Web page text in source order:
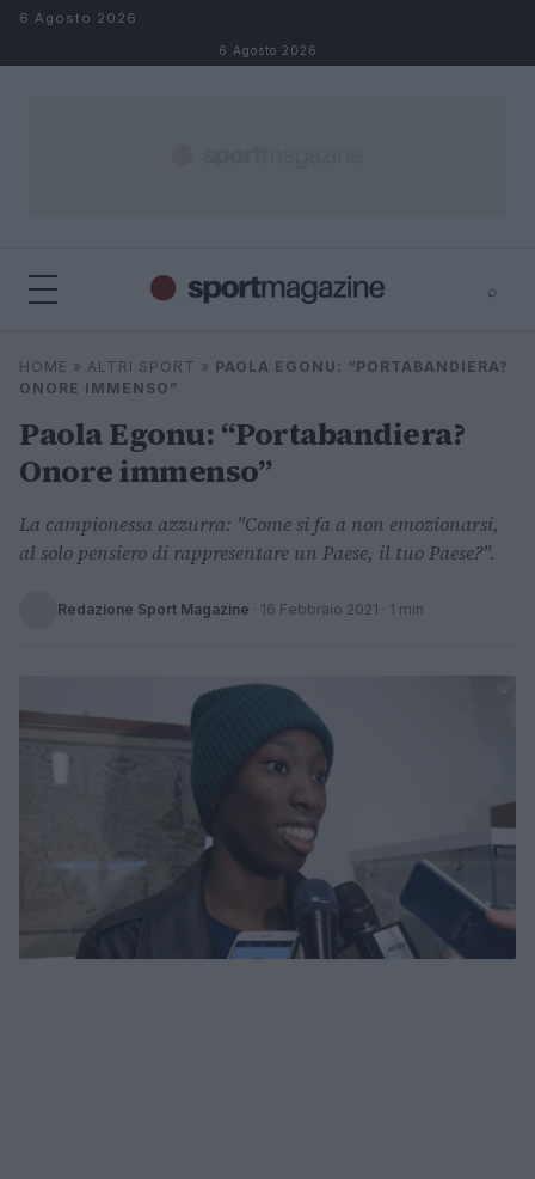
Salta al contenuto
6 Agosto 2026
6 Agosto 2026
⌕
Cerca
⌕ ×
HOME » ALTRI SPORT » PAOLA EGONU: “PORTABANDIERA?
ONORE IMMENSO”
Paola Egonu: “Portabandiera?
Onore immenso”
La campionessa azzurra: "Come si fa a non emozionarsi,
al solo pensiero di rappresentare un Paese, il tuo Paese?".
Redazione Sport Magazine · 16 Febbraio 2021 · 1 min